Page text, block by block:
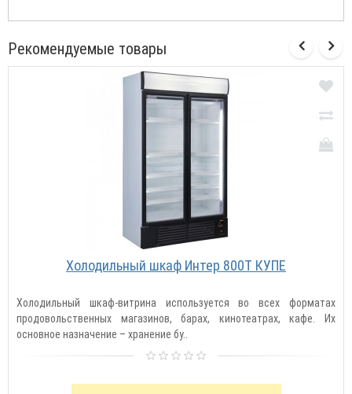
Рекомендуемые товары
Холодильный шкаф Интер 800Т КУПЕ
Холодильный шкаф-витрина используется во всех форматах
продовольственных магазинов, барах, кинотеатрах, кафе. Их
основное назначение – хранение бу..